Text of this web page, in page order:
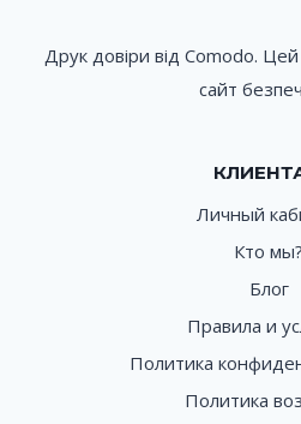
Друк довіри від Comodo.
сайт
Личный
Кто мы?
Блог
Правила и
Политика
Политика